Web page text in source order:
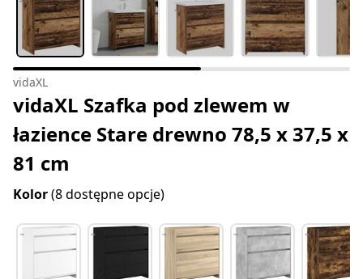
vidaXL
vidaXL Szafka pod zlewem w
łazience Stare drewno 78,5 x 37,5 x
81 cm
Kolor(8 dostępne opcje)